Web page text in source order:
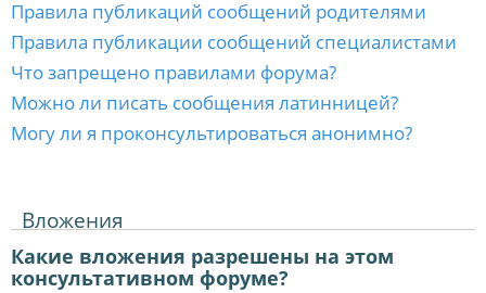
Правила публикаций сообщений родителями
Правила публикации сообщений специалистами
Что запрещено правилами форума?
Можно ли писать сообщения латинницей?
Могу ли я проконсультироваться анонимно?
Вложения
Какие вложения разрешены на этом
консультативном форуме?